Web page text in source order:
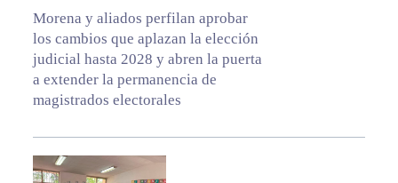
Morena y aliados perfilan aprobar
los cambios que aplazan la elección
judicial hasta 2028 y abren la puerta
a extender la permanencia de
magistrados electorales